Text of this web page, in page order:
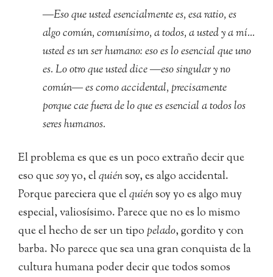
―Eso que usted esencialmente es, esa ratio, es
algo común, comunísimo, a todos, a usted y a mí…
usted es un ser humano: eso es lo esencial que uno
es. Lo otro que usted dice ―eso singular y no
común― es como accidental, precisamente
porque cae fuera de lo que es esencial a todos los
seres humanos.
El problema es que es un poco extraño decir que
eso quesoyyo, elquiénsoy, es algo accidental.
Porque pareciera que elquiénsoy yo es algo muy
especial, valiosísimo. Parece que no es lo mismo
que el hecho de ser un tipopelado, gordito y con
barba. No parece que sea una gran conquista de la
cultura humana poder decir que todos somos